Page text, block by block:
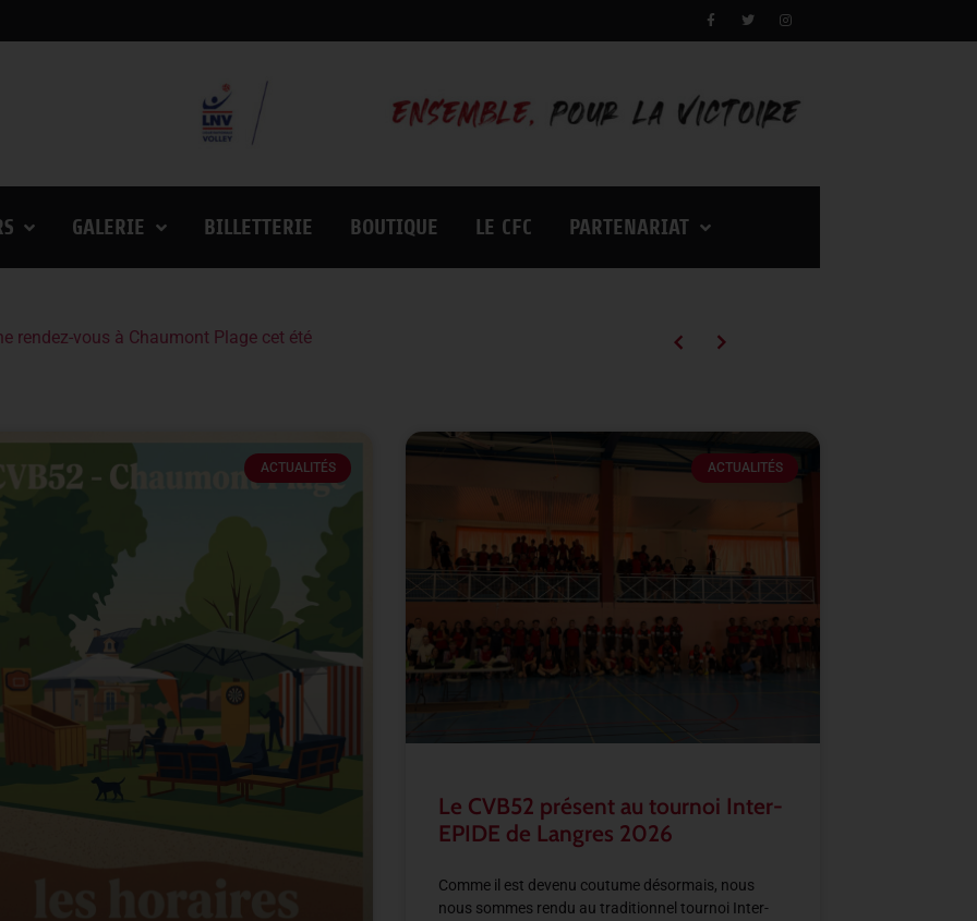
GALERIE BILLETTERIE BOUTIQUE LE CFC PARTENARIAT
vainqueurs de l’European League ce week-end
ACTUALITÉS ACTUALITÉS
Le CVB52 présent au tournoi Inter-
EPIDE de Langres 2026
Comme il est devenu coutume désormais, nous
nous sommes rendu au traditionnel tournoi Inter-